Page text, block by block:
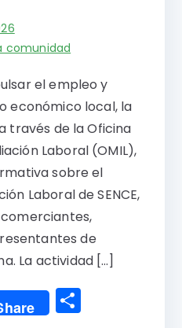
comunidad
el empleo y
económico local, la
través de la Oficina
Laboral (OMIL),
sobre el
Laboral de SENCE,
de
La actividad […]